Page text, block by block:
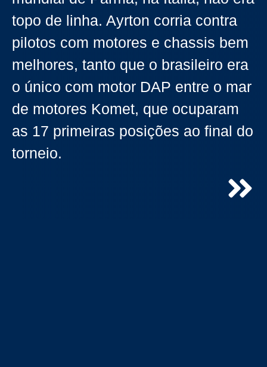
topo de linha. Ayrton corria contra
pilotos com motores e chassis bem
melhores, tanto que o brasileiro era
o único com motor DAP entre o mar
de motores Komet, que ocuparam
as 17 primeiras posições ao final do
torneio.